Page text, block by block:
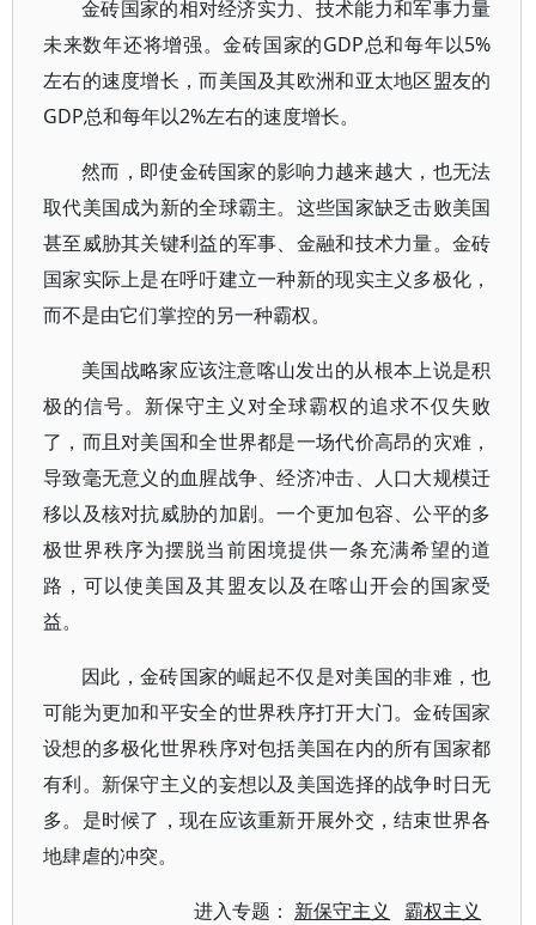
金砖国家的相对经济实力、技术能力和军事力量
未来数年还将增强。金砖国家的GDP总和每年以5%
左右的速度增长，而美国及其欧洲和亚太地区盟友的
GDP总和每年以2%左右的速度增长。
然而，即使金砖国家的影响力越来越大，也无法
取代美国成为新的全球霸主。这些国家缺乏击败美国
甚至威胁其关键利益的军事、金融和技术力量。金砖
国家实际上是在呼吁建立一种新的现实主义多极化，
而不是由它们掌控的另一种霸权。
美国战略家应该注意喀山发出的从根本上说是积
极的信号。新保守主义对全球霸权的追求不仅失败
了，而且对美国和全世界都是一场代价高昂的灾难，
导致毫无意义的血腥战争、经济冲击、人口大规模迁
移以及核对抗威胁的加剧。一个更加包容、公平的多
极世界秩序为摆脱当前困境提供一条充满希望的道
路，可以使美国及其盟友以及在喀山开会的国家受
益。
因此，金砖国家的崛起不仅是对美国的非难，也
可能为更加和平安全的世界秩序打开大门。金砖国家
设想的多极化世界秩序对包括美国在内的所有国家都
有利。新保守主义的妄想以及美国选择的战争时日无
多。是时候了，现在应该重新开展外交，结束世界各
地肆虐的冲突。
进入专题： 新保守主义 霸权主义